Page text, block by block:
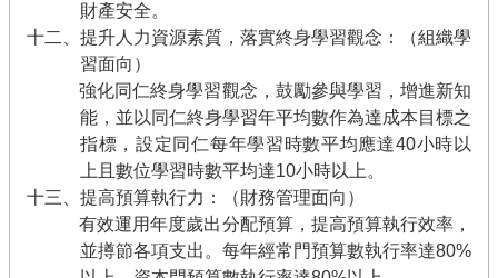
財產安全。
十二、提升人力資源素質，落實終身學習觀念：（組織學
習面向）
強化同仁終身學習觀念，鼓勵參與學習，增進新知
能，並以同仁終身學習年平均數作為達成本目標之
指標，設定同仁每年學習時數平均應達40小時以
上且數位學習時數平均達10小時以上。
十三、提高預算執行力：（財務管理面向）
有效運用年度歲出分配預算，提高預算執行效率，
並撙節各項支出。每年經常門預算數執行率達80%